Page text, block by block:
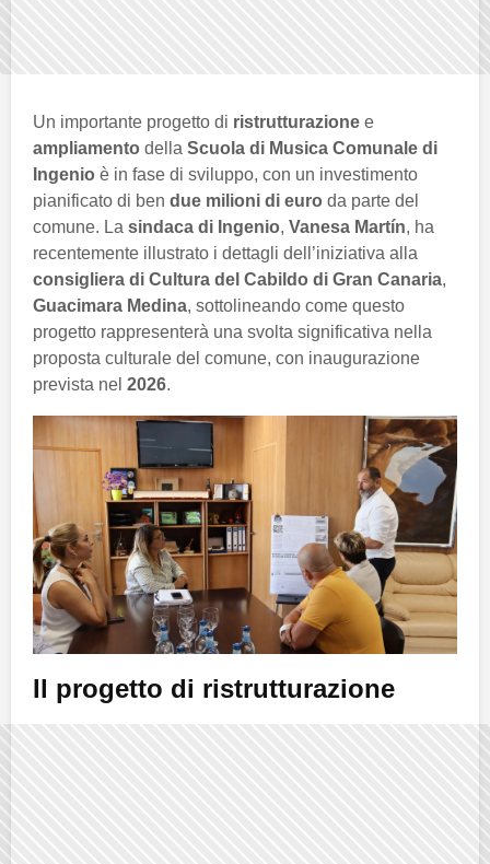
Un importante progetto di ristrutturazione e
ampliamento della Scuola di Musica Comunale di
Ingenio è in fase di sviluppo, con un investimento
pianificato di ben due milioni di euro da parte del
comune. La sindaca di Ingenio, Vanesa Martín, ha
recentemente illustrato i dettagli dell’iniziativa alla
consigliera di Cultura del Cabildo di Gran Canaria,
Guacimara Medina, sottolineando come questo
progetto rappresenterà una svolta significativa nella
proposta culturale del comune, con inaugurazione
prevista nel 2026.
Il progetto di ristrutturazione